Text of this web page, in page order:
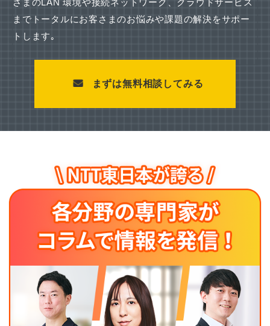
さまのLAN 環境や接続ネットワーク、
クラウドサービス
までトータルにお客さまのお悩みや課題の解決をサポー
トします｡
まずは無料相談してみる